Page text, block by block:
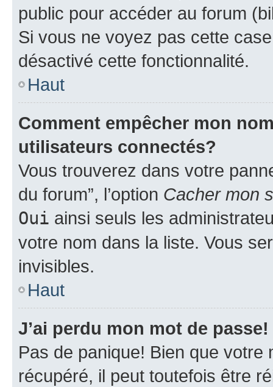
public pour accéder au forum
Si vous ne voyez pas cette
désactivé cette fonctionnalité.
Haut
Comment empêcher mon
utilisateurs connectés?
Vous trouverez dans votre
du forum”, l’option Cacher mon
Oui ainsi seuls les
votre nom dans la liste. Vous
invisibles.
Haut
J’ai perdu mon mot de passe!
Pas de panique! Bien que
récupéré, il peut toutefois être